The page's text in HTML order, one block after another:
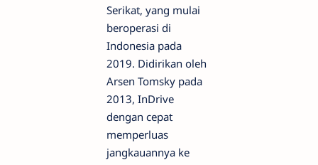
Serikat, yang mulai
beroperasi di
Indonesia pada
2019. Didirikan oleh
Arsen Tomsky pada
2013, InDrive
dengan cepat
memperluas
jangkauannya ke